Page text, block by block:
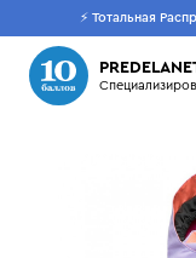
⚡ Тотальная
Что будем искать?